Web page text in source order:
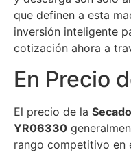
que definen a esta
inversión inteligente
cotización ahora a
En Precio
El precio de la
YR06330
rango competitivo en